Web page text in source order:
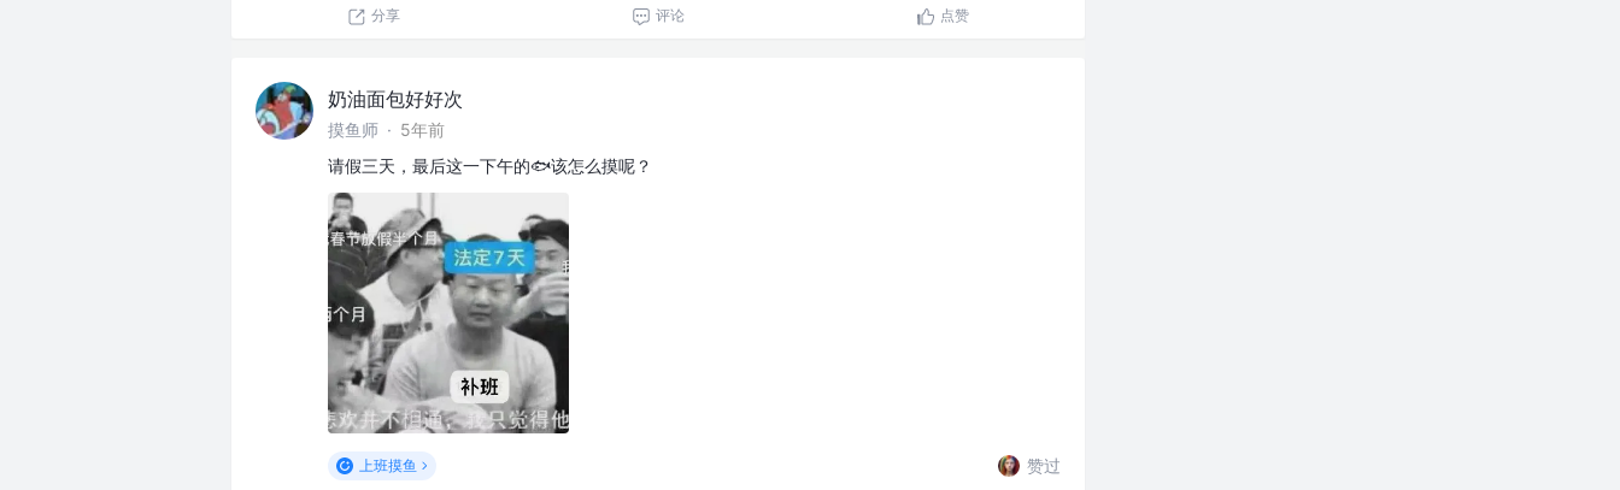
分享 评论 点赞
奶油面包好好次
摸鱼师 · 5年前
请假三天，最后这一下午的🐟该怎么摸呢？
上班摸鱼 赞过